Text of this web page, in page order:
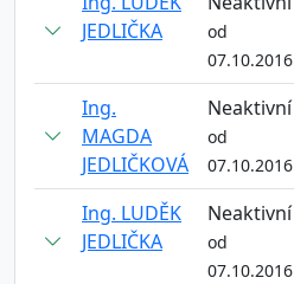
JEDLIČKA
od
07.10.2016
Ing.
MAGDA
JEDLIČKOVÁ
Neaktivní
od
07.10.2016
Ing. LUDĚK
JEDLIČKA
Neaktivní
od
07.10.2016